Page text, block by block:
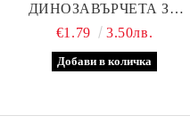
ДИНОЗАВЪРЧЕТА ЗА
ДЕКОРАЦИЯ 5,0 Х 3,0 СМ
€1.79 3.50лв.